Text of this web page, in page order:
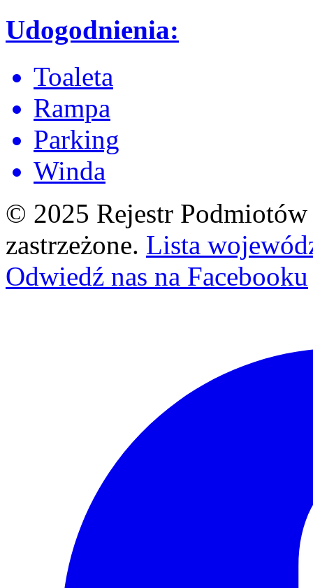
Udogodnienia:
Toaleta
Rampa
Parking
Winda
© 2025 Rejestr
zastrzeżone. Lista
Odwiedź nas na Facebooku